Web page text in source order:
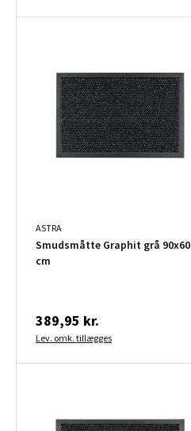
ASTRA
Smudsmåtte Graphit grå 90x60
cm
389,95 kr.
Lev. omk. tillægges